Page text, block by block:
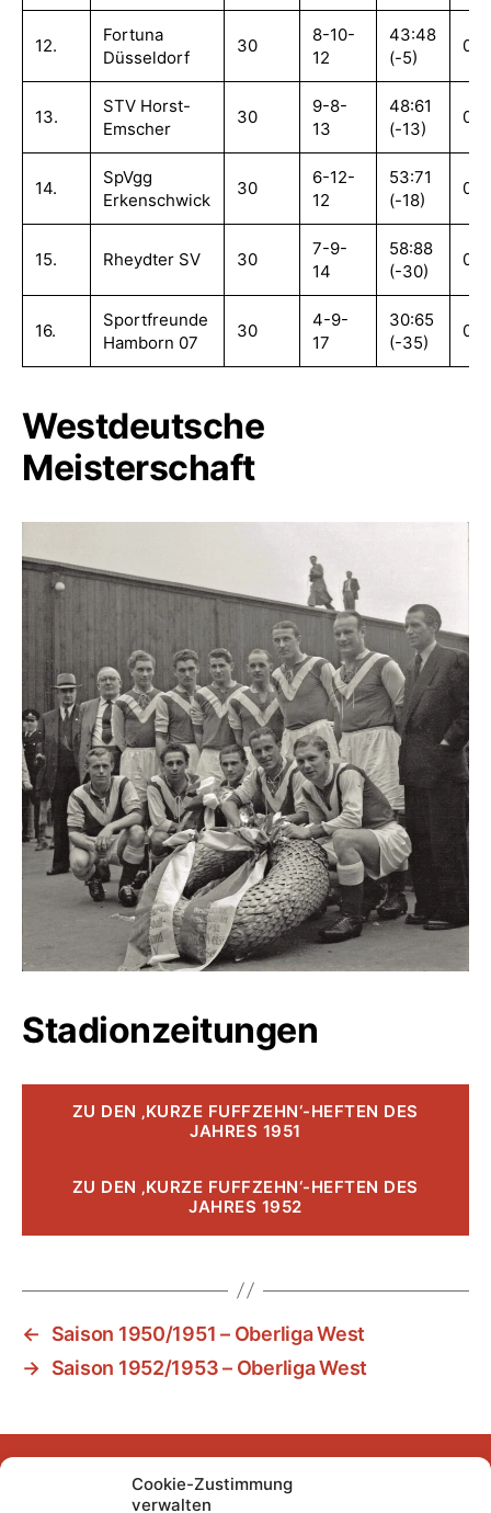
Cookie-Zustimmung
verwalten
12.
Fortuna
Düsseldorf
30
8-10-
12
43:48
(-5)
13.
STV Horst-
Emscher
30
9-8-
13
48:61
(-13)
14.
SpVgg
Erkenschwick
30
6-12-
12
53:71
(-18)
15. Rheydter SV 30
7-9-
14
58:88
(-30)
16.
Sportfreunde
Hamborn 07
30
4-9-
17
30:65
(-35)
Westdeutsche
Meisterschaft
Stadionzeitungen
ZU DEN ‚KURZE FUFFZEHN‘-HEFTEN DES
JAHRES 1951
ZU DEN ‚KURZE FUFFZEHN‘-HEFTEN DES
JAHRES 1952
←
Saison 1950/1951 – Oberliga West
→ Saison 1952/1953 – Oberliga West
FacebookInstagram
YouTubeMastodonBluesky